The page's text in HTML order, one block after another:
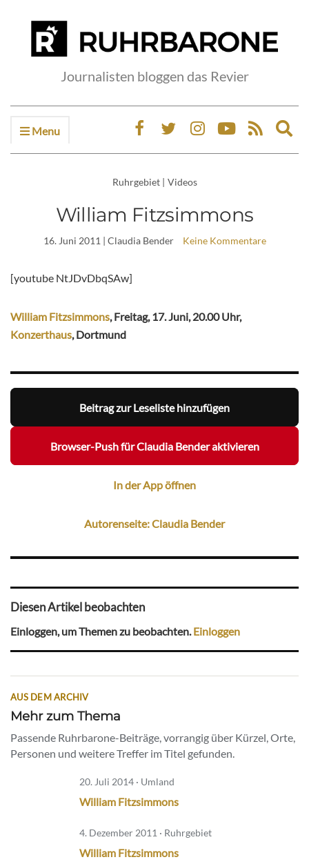
Journalisten bloggen das Revier
Menu
Ruhrgebiet | Videos
William Fitzsimmons
16. Juni 2011 | Claudia Bender Keine Kommentare
[youtube NtJDvDbqSAw]
William Fitzsimmons, Freitag, 17. Juni, 20.00 Uhr,
Konzerthaus, Dortmund
Beitrag zur Leseliste hinzufügen
Browser-Push für Claudia Bender aktivieren
In der App öffnen
Autorenseite: Claudia Bender
Diesen Artikel beobachten
Einloggen, um Themen zu beobachten.Einloggen
AUS DEM ARCHIV
Mehr zum Thema
Passende Ruhrbarone-Beiträge, vorrangig über Kürzel, Orte,
Personen und weitere Treffer im Titel gefunden.
20. Juli 2014 · Umland
William Fitzsimmons
4. Dezember 2011 · Ruhrgebiet
William Fitzsimmons